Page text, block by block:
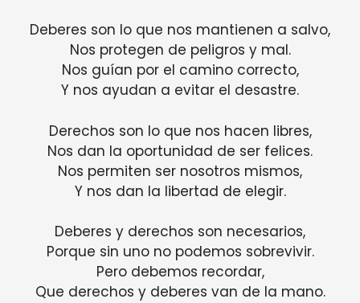
Deberes son lo que nos mantienen a salvo,
Nos protegen de peligros y mal.
Nos guían por el camino correcto,
Y nos ayudan a evitar el desastre.
Derechos son lo que nos hacen libres,
Nos dan la oportunidad de ser felices.
Nos permiten ser nosotros mismos,
Y nos dan la libertad de elegir.
Deberes y derechos son necesarios,
Porque sin uno no podemos sobrevivir.
Pero debemos recordar,
Que derechos y deberes van de la mano.